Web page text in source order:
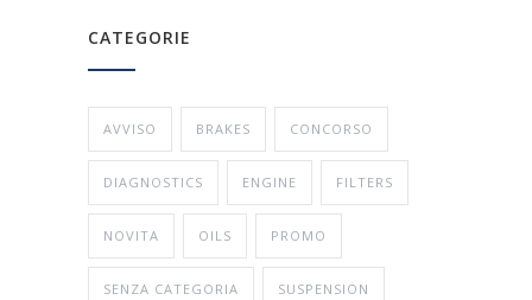
CATEGORIE
AVVISO BRAKES CONCORSO
DIAGNOSTICS ENGINE FILTERS
NOVITA OILS PROMO
SENZA CATEGORIA SUSPENSION